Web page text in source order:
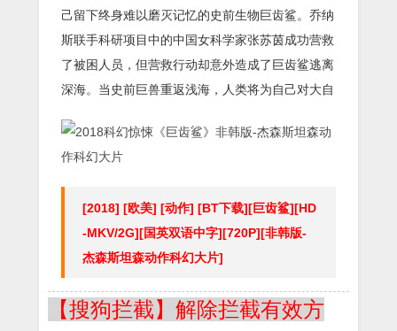
己留下终身难以磨灭记忆的史前生物巨齿鲨。乔纳
斯联手科研项目中的中国女科学家张苏茵成功营救
了被困人员，但营救行动却意外造成了巨齿鲨逃离
深海。当史前巨兽重返浅海，人类将为自己对大自
[2018] [欧美] [动作] [BT下载][巨齿鲨][HD
-MKV/2G][国英双语中字][720P][非韩版-
杰森斯坦森动作科幻大片]
【搜狗拦截】解除拦截有效方